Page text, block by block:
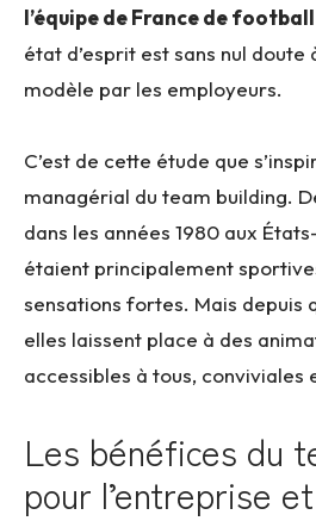
l’équipe de France de football
état d’esprit est sans nul
modèle par les employeurs.
C’est de cette étude que
managérial du team building.
dans les années 1980 aux
étaient principalement
sensations fortes. Mais depuis
elles laissent place à des
accessibles à tous, conviviales
Les bénéfices du
pour l’entreprise